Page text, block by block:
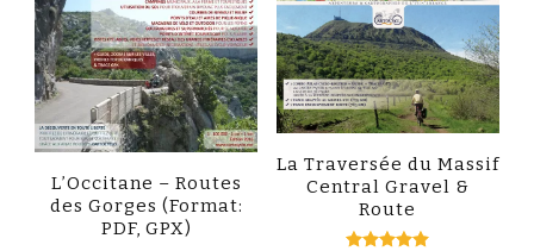
L’Occitane – Routes
des Gorges (Format:
PDF, GPX)
La Traversée du Massif
Central Gravel &
Route